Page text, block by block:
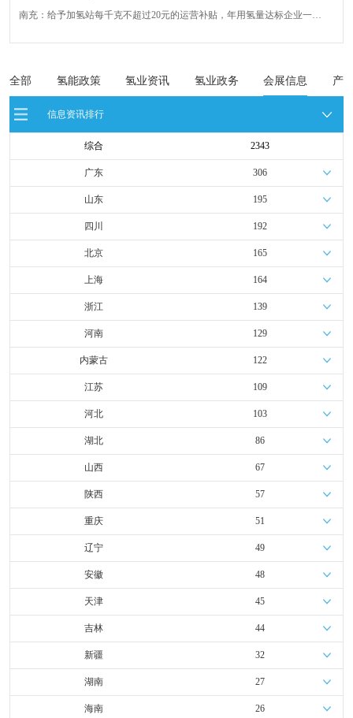
南充：给予加氢站每千克不超过20元的运营补贴，年用氢量达标企业一次
成果验收工作会议在呼伦贝尔举行
新疆俊瑞温宿规模化制绿氢项目开工仪式在温宿县成功举办
产业发展举办交流会
全部 氢能政策 氢业资讯 氢业政务 会展信息 产
信息资讯排行
综合 2343
广东 306
山东 195
四川 192
北京 165
上海 164
浙江 139
河南 129
内蒙古 122
江苏 109
河北 103
湖北 86
山西 67
陕西 57
重庆 51
辽宁 49
安徽 48
天津 45
吉林 44
新疆 32
湖南 27
海南 26